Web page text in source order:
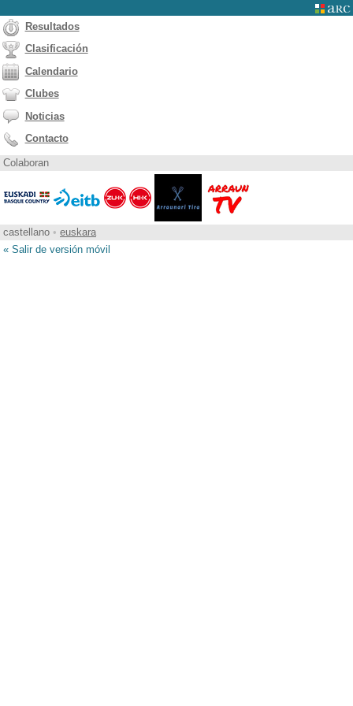
Resultados
Clasificación
Calendario
Clubes
Noticias
Contacto
Colaboran
castellano • euskara
« Salir de versión móvil